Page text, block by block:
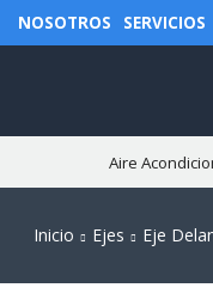
NOSOTROS SERVICIOS
Aire
Inicio Ejes Eje